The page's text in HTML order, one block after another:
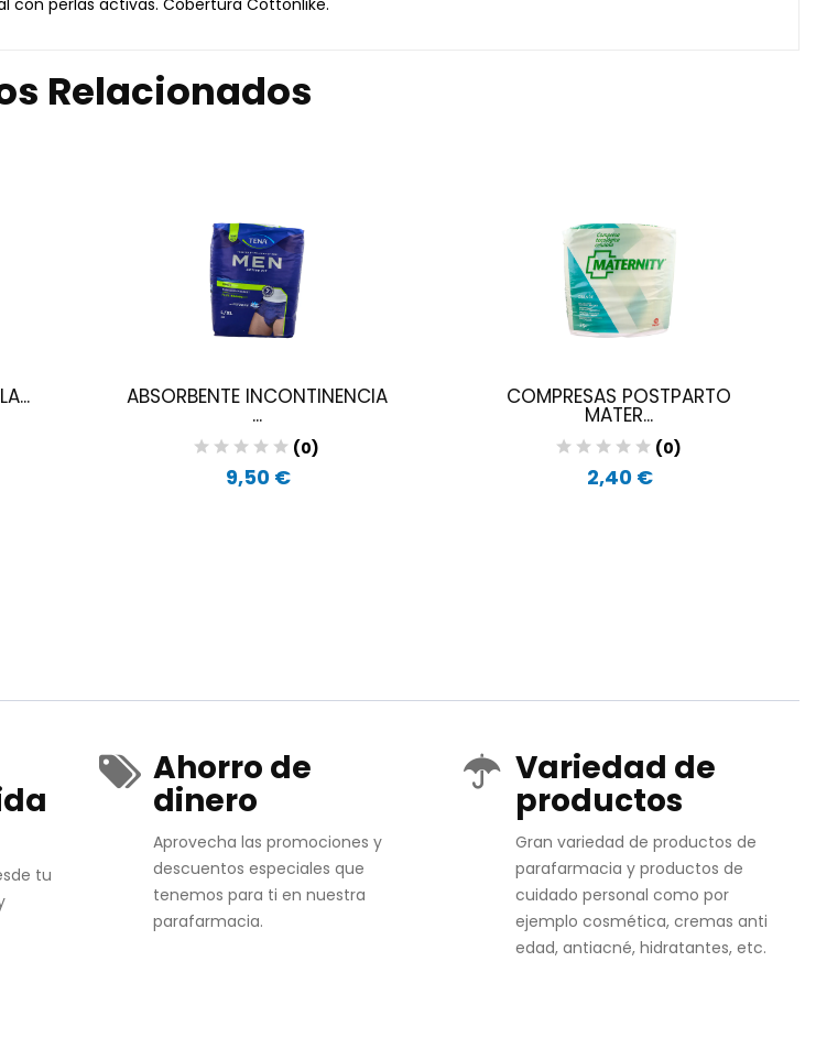
Relacionados
ABSORBENTE INCONTINENCIA
...
(0)
9,50 €
COMPRESAS POSTPARTO
MATER...
(0)
2,40 €
tu
Ahorro de
dinero
Aprovecha las promociones y
descuentos especiales que
tenemos para ti en nuestra
parafarmacia.
Variedad de
productos
Gran variedad de productos de
parafarmacia y productos de
cuidado personal como por
ejemplo cosmética, cremas anti
edad, antiacné, hidratantes, etc.